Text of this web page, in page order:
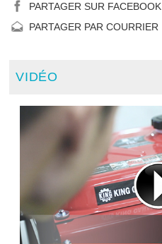
PARTAGER SUR FACEBOOK
PARTAGER PAR COURRIER
VIDÉO